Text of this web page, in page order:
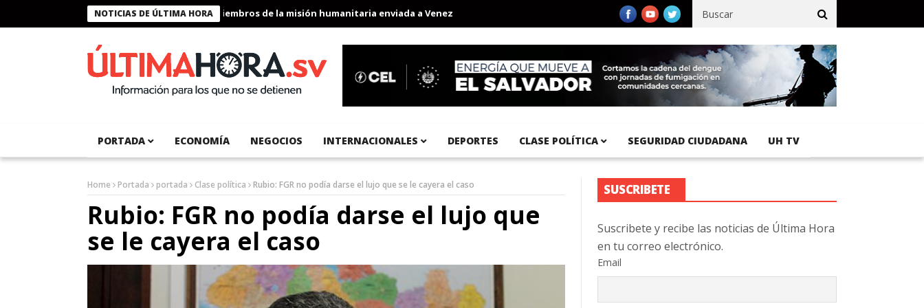
NOTICIAS DE ÚLTIMA HORA
Presidente Bukele condecora a miembros de la misión humanitaria enviada a Venezuela Aeropuerto Internacional del Pacífico registra 92 % de avance en obras de terracería
PORTADA ECONOMÍA NEGOCIOS INTERNACIONALES DEPORTES CLASE POLÍTICA SEGURIDAD CIUDADANA UH TV
Home Portada portada Clase política Rubio: FGR no podía darse el lujo que se le cayera el caso
Rubio: FGR no podía darse el lujo que
se le cayera el caso
SUSCRIBETE
Suscribete y recibe las noticias de Última Hora
en tu correo electrónico.
Email